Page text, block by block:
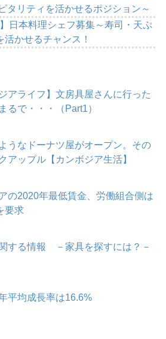
タリティを活かせるポジション～
日本料理シェフ募集～寿司・天ぷ
かせるチャンス！
アライフ】文房具屋さんに行った
るで・・・（Part1）
うなドーナツ屋がオープン。その
アップル【カンボジア生活】
の2020年最低賃金、労働組合側は
要求
する情報 －家具を探すには？－
平均成長率は16.6%